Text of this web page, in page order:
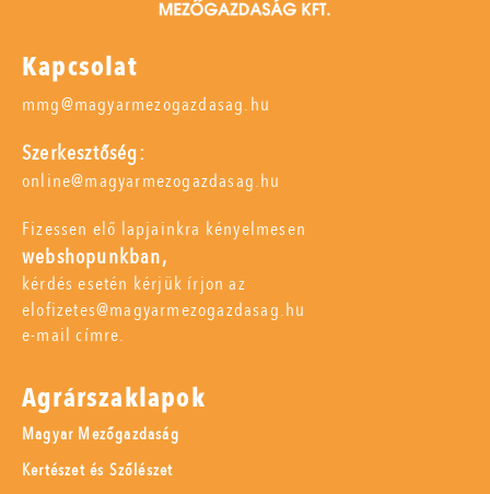
Kapcsolat
mmg@magyarmezogazdasag.hu
Szerkesztőség:
online@magyarmezogazdasag.hu
Fizessen elő lapjainkra kényelmesen
webshopunkban,
kérdés esetén kérjük írjon az
elofizetes@magyarmezogazdasag.hu
e-mail címre.
Agrárszaklapok
Magyar Mezőgazdaság
Kertészet és Szőlészet